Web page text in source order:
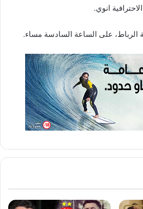
انوي.
الرباط، على الساعة السادسة مساء.